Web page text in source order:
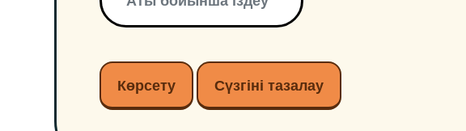
Көрсету Сүзгіні тазалау